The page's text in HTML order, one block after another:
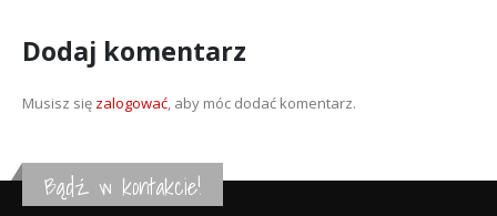
Dodaj komentarz
Musisz się zalogować, aby móc dodać komentarz.
Bądź w kontakcie!